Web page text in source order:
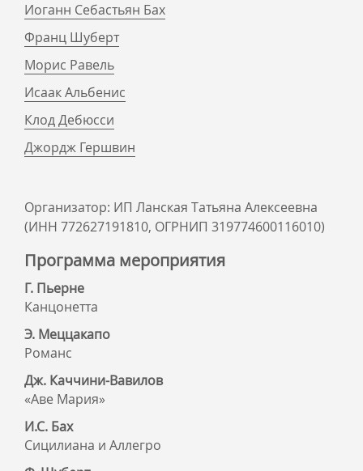
Иоганн Себастьян Бах
Франц Шуберт
Морис Равель
Исаак Альбенис
Клод Дебюсси
Джордж Гершвин
Организатор: ИП Ланская Татьяна Алексеевна
(ИНН 772627191810, ОГРНИП 319774600116010)
Программа мероприятия
Г. Пьерне
Канцонетта
Э. Меццакапо
Романс
Дж. Каччини-Вавилов
«Аве Мария»
И.С. Бах
Сицилиана и Аллегро